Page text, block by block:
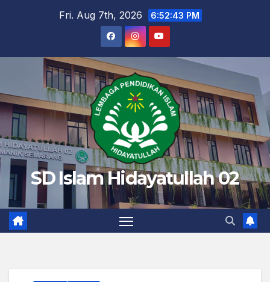
Fri. Aug 7th, 2026 6:52:44 PM
SD Islam Hidayatullah 02